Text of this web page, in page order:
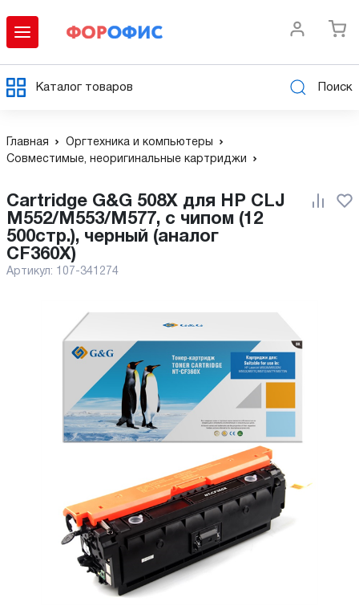
Каталог товаров Поиск
Главная
Оргтехника и компьютеры
Совместимые, неоригинальные картриджи
Cartridge G&G 508X для HP CLJ
M552/M553/M577, с чипом (12
500стр.), черный (аналог
CF360X)
Артикул: 107-341274